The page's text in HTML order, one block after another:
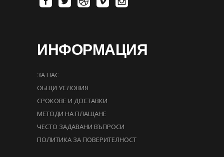
ИНФОРМАЦИЯ
ЗА НАС
ОБЩИ УСЛОВИЯ
СРОКОВЕ И ДОСТАВКИ
МЕТОДИ НА ПЛАЩАНЕ
ЧЕСТО ЗАДАВАНИ ВЪПРОСИ
ПОЛИТИКА ЗА ПОВЕРИТЕЛНОСТ